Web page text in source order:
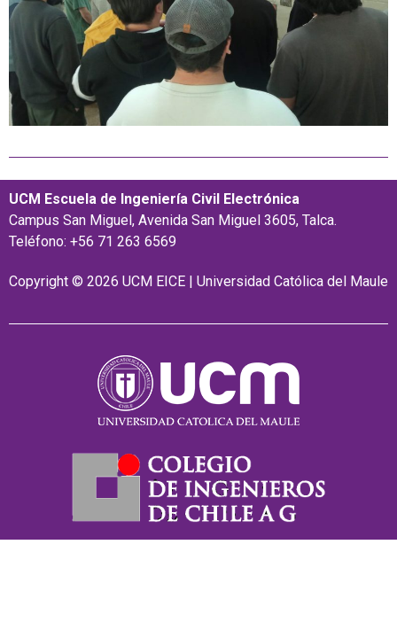
UCM Escuela de Ingeniería Civil Electrónica
Campus San Miguel, Avenida San Miguel 3605, Talca.
Teléfono: +56 71 263 6569
Copyright © 2026 UCM EICE | Universidad Católica del Maule